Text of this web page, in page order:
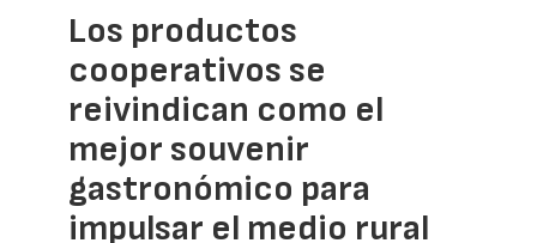
Los productos
cooperativos se
reivindican como el
mejor souvenir
gastronómico para
impulsar el medio rural